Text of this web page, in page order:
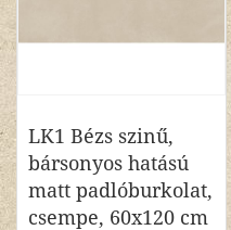
LK1 Bézs szinű,
bársonyos hatású
matt padlóburkolat,
csempe, 60x120 cm